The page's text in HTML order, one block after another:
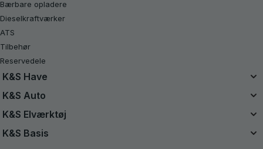
Bærbare opladere
Dieselkraftværker
ATS
Tilbehør
Reservedele
K&S Have
Enhedsbatterisystem
Motorsave
K&S Auto
Luftkompressorer
K&S Elværktøj
Elværktøj
K&S Basis